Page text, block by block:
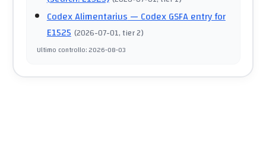
Codex Alimentarius— Codex GSFA entry for
E1525 (2026-07-01, tier 2)
Ultimo controllo:2026-08-03